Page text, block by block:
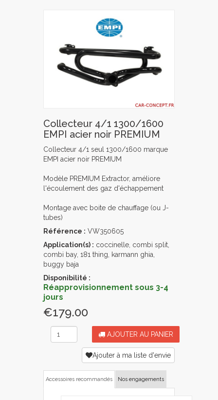
Collecteur 4/1 1300/1600
EMPI acier noir PREMIUM
Collecteur 4/1 seul 1300/1600 marque
EMPI acier noir PREMIUM
Modèle PREMIUM Extractor, améliore
l'écoulement des gaz d'échappement
Montage avec boite de chauffage (ou J-
tubes)
Référence : VW350605
Application(s) : coccinelle, combi split,
combi bay, 181 thing, karmann ghia,
buggy baja
Disponibilité :
Réapprovisionnement sous 3-4
jours
€179.00
AJOUTER AU PANIER
Ajouter à ma liste d'envie
Accessoires recommandés Nos engagements